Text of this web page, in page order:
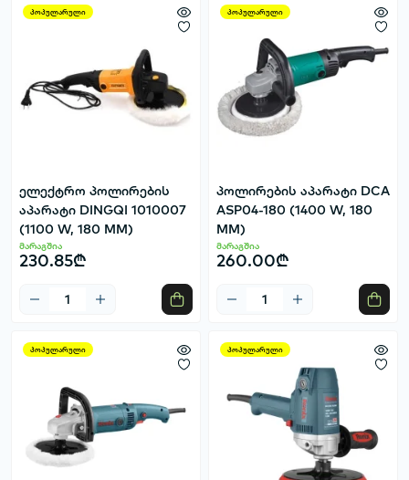
პოპულარული
ელექტრო პოლირების
აპარატი DINGQI 1010007
(1100 W, 180 MM)
მარაგშია
230.85₾
პოპულარული
პოლირების აპარატი DCA
ASP04-180 (1400 W, 180
MM)
მარაგშია
260.00₾
პოპულარული პოპულარული